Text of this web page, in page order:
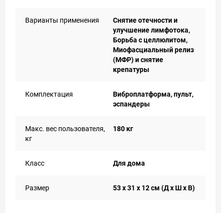
Варианты применения
Снятие отечности и
улучшение лимфотока,
Борьба с целлюлитом,
Миофасциальный релиз
(МФР) и снятие
крепатуры
Комплектация
Виброплатформа, пульт,
эспандеры
Макс. вес пользователя,
кг
180 кг
Класс Для дома
Размер 53 x 31 x 12 см (Д х Ш х В)